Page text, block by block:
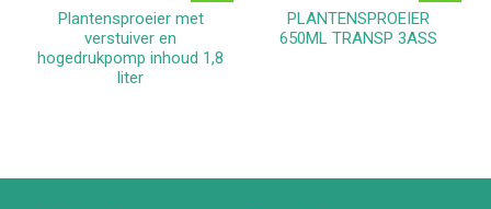
Plantensproeier met
verstuiver en
hogedrukpomp inhoud 1,8
liter
PLANTENSPROEIER
650ML TRANSP 3ASS